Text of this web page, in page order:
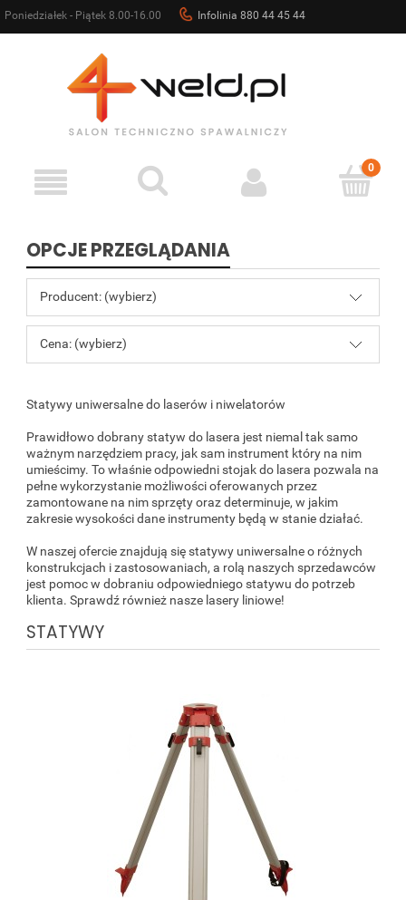
Poniedziałek - Piątek 8.00-16.00 Infolinia 880 44 45 44
OPCJE PRZEGLĄDANIA
Producent: (wybierz)
Cena: (wybierz)
Statywy uniwersalne do laserów i niwelatorów
Prawidłowo dobrany statyw do lasera jest niemal tak samo
ważnym narzędziem pracy, jak sam instrument który na nim
umieścimy. To właśnie odpowiedni stojak do lasera pozwala na
pełne wykorzystanie możliwości oferowanych przez
zamontowane na nim sprzęty oraz determinuje, w jakim
zakresie wysokości dane instrumenty będą w stanie działać.
W naszej ofercie znajdują się statywy uniwersalne o różnych
konstrukcjach i zastosowaniach, a rolą naszych sprzedawców
jest pomoc w dobraniu odpowiedniego statywu do potrzeb
klienta. Sprawdź również nasze lasery liniowe!
STATYWY